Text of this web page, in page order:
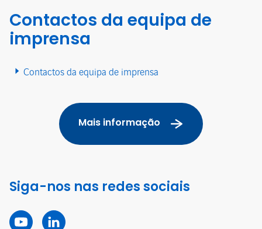
Contactos da equipa de
imprensa
Contactos da equipa de imprensa
Mais informação
Siga-nos nas redes sociais